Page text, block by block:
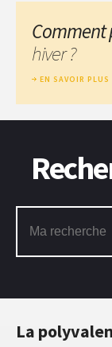
La
Comment
hiver ?
EN SAVOIR PLUS